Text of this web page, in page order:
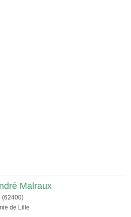
Malraux
(62400)
de Lille